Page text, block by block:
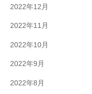
2022年12月
2022年11月
2022年10月
2022年9月
2022年8月